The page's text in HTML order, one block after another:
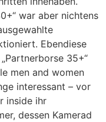
war aber nichtens
Ebendiese
35+“
men and women
interessant – vor
inside ihr
dessen Kamerad